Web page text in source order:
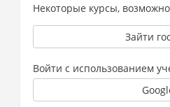
Некоторые курсы,
Зайти
Войти с использованием